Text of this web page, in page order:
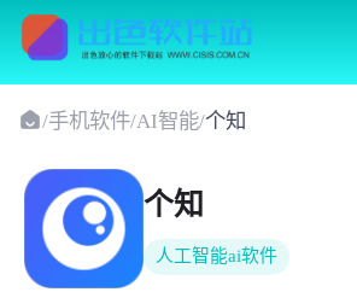
/手机软件/AI智能/个知
个知
人工智能ai软件